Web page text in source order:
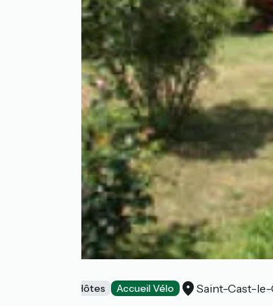
Chambres d'Hôtes Accueil Vélo Saint-Cast-le-